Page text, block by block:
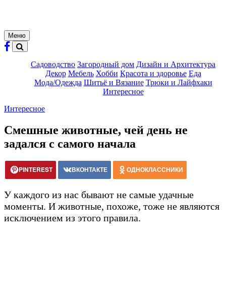
Меню
Садоводство Загородный дом Дизайн и Архитектура
Декор Мебель Хобби Красота и здоровье Еда
Мода/Одежда Шитьё и Вязание Трюки и Лайфхаки
Интересное
Интересное
Смешные животные, чей день не
задался с самого начала
PINTEREST ВКОНТАКТЕ ОДНОКЛАССНИКИ
У каждого из нас бывают не самые удачные
моменты. И животные, похоже, тоже не являются
исключением из этого правила.